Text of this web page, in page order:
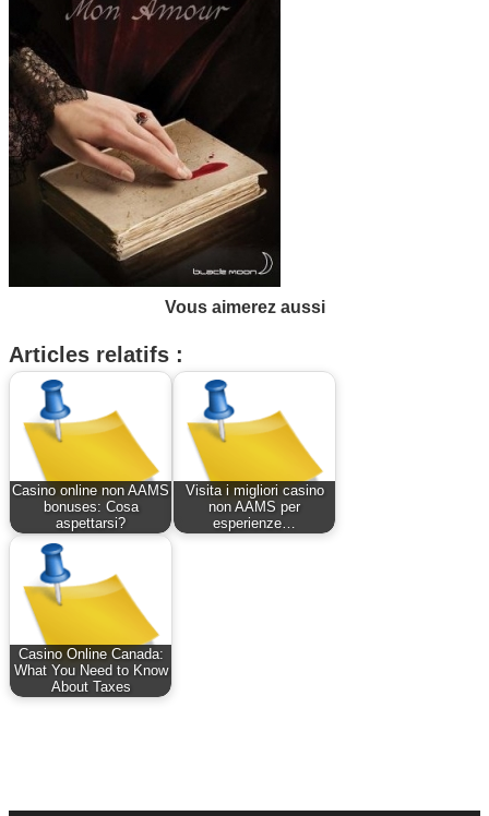
Vous aimerez aussi
Articles relatifs :
Casino online non AAMS
bonuses: Cosa
aspettarsi?
Visita i migliori casino
non AAMS per
esperienze…
Casino Online Canada:
What You Need to Know
About Taxes